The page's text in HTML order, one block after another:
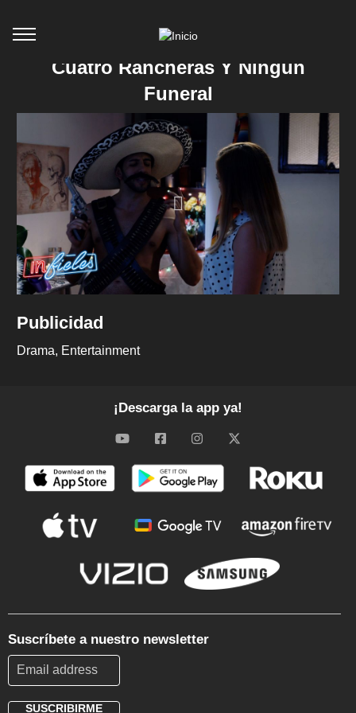
Cuatro Rancheras Y Ningún
Funeral
Publicidad
Drama Entertainment
¡Descarga la app ya!
Suscríbete a nuestro newsletter
SUSCRIBIRME